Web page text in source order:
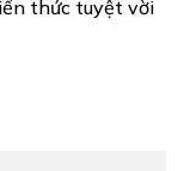
thức tuyệt vời